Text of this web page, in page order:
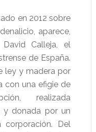
en 2012 sobre
aparece,
Calleja, el
de España.
ley y madera por
con una efigie de
realizada
y donada por un
corporación. Del